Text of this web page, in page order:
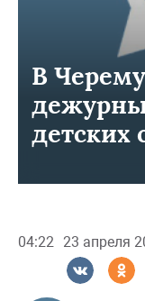
В
детских
04:22 23 апреля